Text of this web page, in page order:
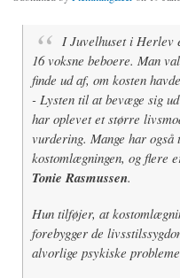
I Juvelhuset i Herlev
16 voksne beboere. Man
finde ud af, om kosten
- Lysten til at bevæge sig
har oplevet et større
vurdering. Mange har også
kostomlægningen, og flere
Tonie Rasmussen.
Hun tilføjer, at
forebygger de
alvorlige psykiske